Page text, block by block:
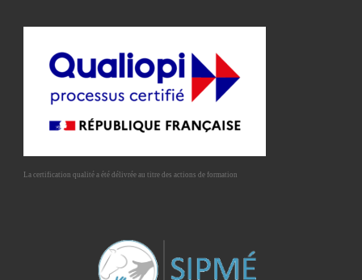
La certification qualité a été délivrée au titre des actions de formation